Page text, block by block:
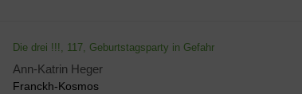
Die drei !!!, 117, Geburtstagsparty in Gefahr
Ann-Katrin Heger
Franckh-Kosmos